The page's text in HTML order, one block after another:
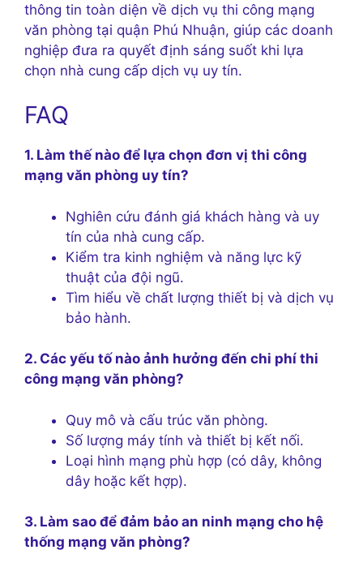
thông tin toàn diện về dịch vụ thi công mạng
văn phòng tại quận Phú Nhuận, giúp các doanh
nghiệp đưa ra quyết định sáng suốt khi lựa
chọn nhà cung cấp dịch vụ uy tín.
FAQ
1. Làm thế nào để lựa chọn đơn vị thi công
mạng văn phòng uy tín?
Nghiên cứu đánh giá khách hàng và uy
tín của nhà cung cấp.
Kiểm tra kinh nghiệm và năng lực kỹ
thuật của đội ngũ.
Tìm hiểu về chất lượng thiết bị và dịch vụ
bảo hành.
2. Các yếu tố nào ảnh hưởng đến chi phí thi
công mạng văn phòng?
Quy mô và cấu trúc văn phòng.
Số lượng máy tính và thiết bị kết nối.
Loại hình mạng phù hợp (có dây, không
dây hoặc kết hợp).
3. Làm sao để đảm bảo an ninh mạng cho hệ
thống mạng văn phòng?